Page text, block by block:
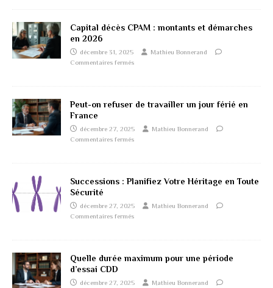
Capital décès CPAM : montants et démarches
en 2026
décembre 31, 2025
Mathieu Bonnerand
Commentaires fermés
Peut-on refuser de travailler un jour férié en
France
décembre 27, 2025
Mathieu Bonnerand
Commentaires fermés
Successions : Planifiez Votre Héritage en Toute
Sécurité
décembre 27, 2025
Mathieu Bonnerand
Commentaires fermés
Quelle durée maximum pour une période
d’essai CDD
décembre 27, 2025
Mathieu Bonnerand